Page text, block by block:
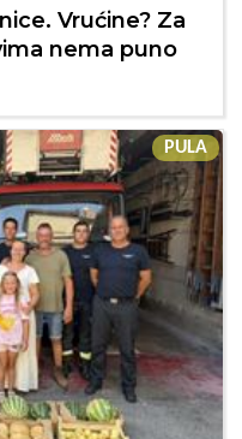
Vrućine? Za
nema puno
PULA